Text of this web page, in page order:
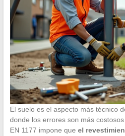
El suelo es el aspecto más técnico
donde los errores son más
EN 1177 impone que el